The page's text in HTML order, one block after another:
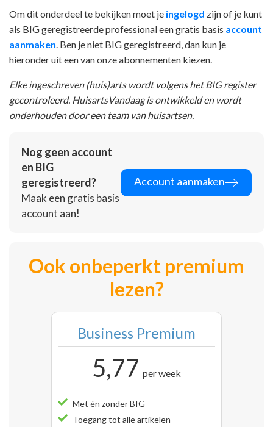
Om dit onderdeel te bekijken moet je ingelogd zijn of je kunt
als BIG geregistreerde professional een gratis basis account
aanmaken . Ben je niet BIG geregistreerd, dan kun je
hieronder uit een van onze abonnementen kiezen.
Elke ingeschreven (huis)arts wordt volgens het BIG register
gecontroleerd. HuisartsVandaag is ontwikkeld en wordt
onderhouden door een team van huisartsen.
Nog geen account
en BIG
geregistreerd?
Maak een gratis basis
account aan!
Account aanmaken
Ook onbeperkt premium
lezen?
Business Premium
5,77 per week
Met én zonder BIG
Toegang tot alle artikelen